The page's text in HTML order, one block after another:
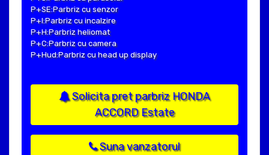
P+SE:Parbriz cu senzor
P+I:Parbriz cu incalzire
P+H:Parbriz heliomat
P+C:Parbriz cu camera
P+Hud:Parbriz cu head up display
Solicita pret parbriz HONDA
ACCORD Estate
Suna vanzatorul